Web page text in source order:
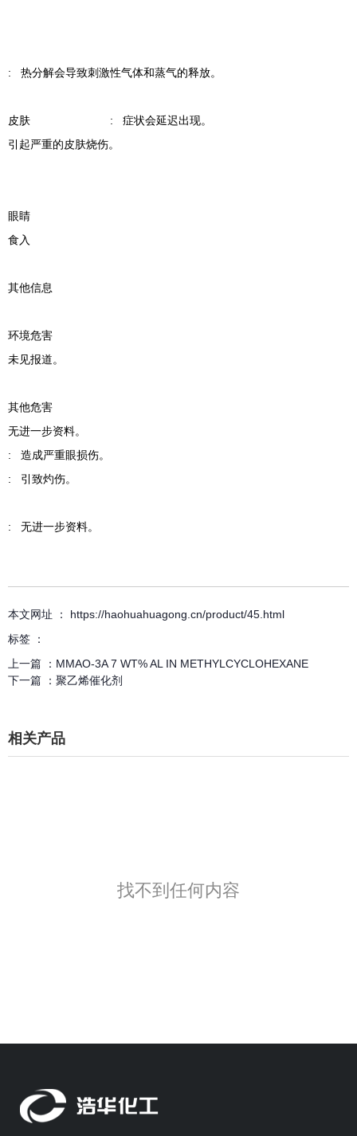
: 热分解会导致刺激性气体和蒸气的释放。
皮肤 : 症状会延迟出现。
引起严重的皮肤烧伤。
眼睛
食入
其他信息
环境危害
未见报道。
其他危害
无进一步资料。
: 造成严重眼损伤。
: 引致灼伤。
: 无进一步资料。
本文网址 ： https://haohuahuagong.cn/product/45.html
标签 ：
上一篇 ： MMAO-3A 7 WT% AL IN METHYLCYCLOHEXANE
下一篇 ： 聚乙烯催化剂
相关产品
找不到任何内容